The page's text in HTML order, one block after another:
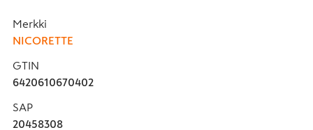
Merkki
NICORETTE
GTIN
6420610670402
SAP
20458308